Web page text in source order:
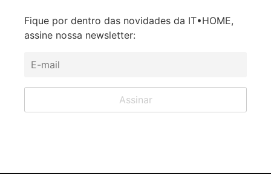
Fique por dentro das novidades da IT•HOME,
assine nossa newsletter: